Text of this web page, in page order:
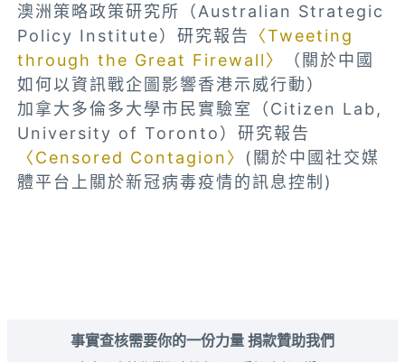
澳洲策略政策研究所（Australian Strategic
Policy Institute）研究報告
〈Tweeting
through the Great Firewall〉
（關於中國
如何以資訊戰企圖影響香港示威行動）
加拿大多倫多大學市民實驗室（Citizen Lab,
University of Toronto）研究報告
〈Censored Contagion〉 (關於中國社交媒
體平台上關於新冠病毒疫情的訊息控制)
事實查核需要你的一份力量 捐款贊助我們